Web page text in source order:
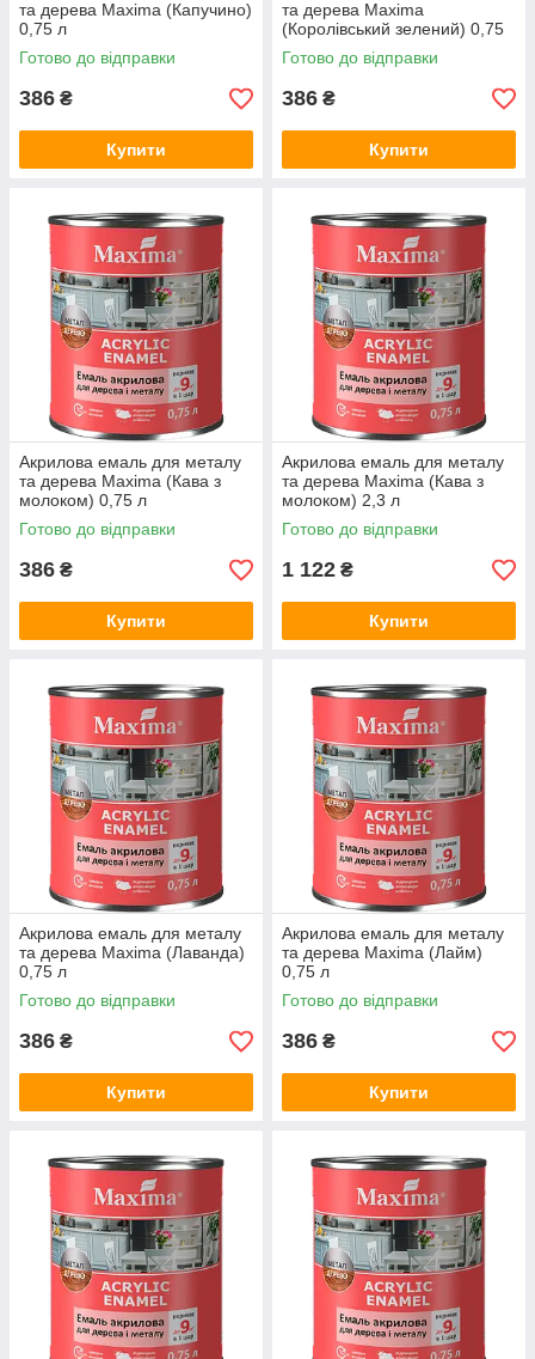
та дерева Maxima (Капучино)
0,75 л
Готово до відправки
386 ₴
Купити
та дерева Maxima
(Королівський зелений) 0,75
л
Готово до відправки
386 ₴
Купити
Акрилова емаль для металу
та дерева Maxima (Кава з
молоком) 0,75 л
Готово до відправки
386 ₴
Купити
Акрилова емаль для металу
та дерева Maxima (Кава з
молоком) 2,3 л
Готово до відправки
1 122 ₴
Купити
Акрилова емаль для металу
та дерева Maxima (Лаванда)
0,75 л
Готово до відправки
386 ₴
Купити
Акрилова емаль для металу
та дерева Maxima (Лайм)
0,75 л
Готово до відправки
386 ₴
Купити